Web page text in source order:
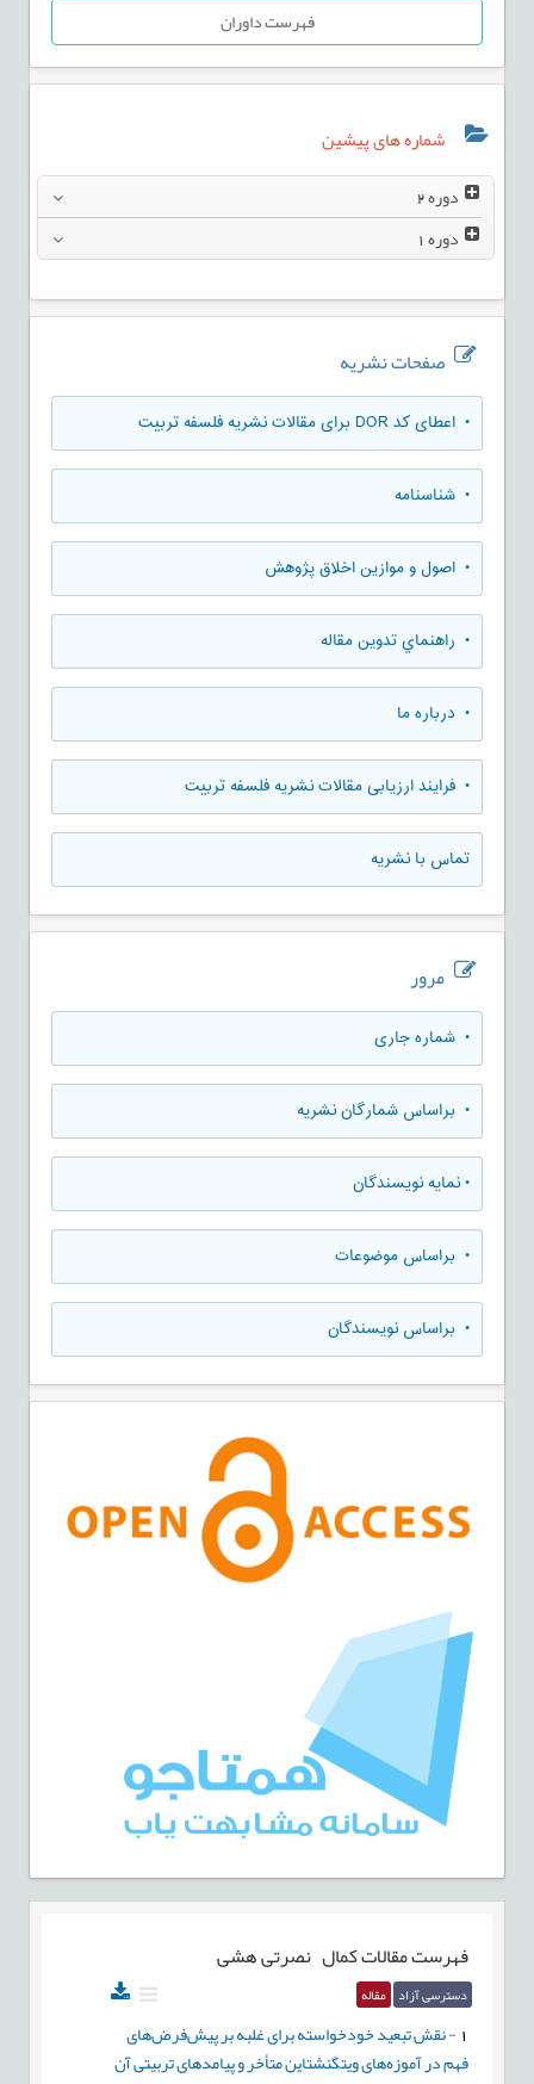
فهرست داوران
شماره های پیشین
دوره2
دوره1
صفحات نشریه
• اعطای کد DOR برای مقالات نشریه فلسفه تربیت
• شناسنامه
• اصول و موازین اخلاق پژوهش
• راهنماي تدوين مقاله
• درباره ما
• فرایند ارزیابی مقالات نشریه فلسفه تربیت
تماس با نشریه
مرور
• شماره جاری
• براساس شمارگان نشریه
•نمایه نویسندگان
• براساس موضوعات
• براساس نویسندگان
فهرست مقالاتکمال نصرتی هشی
دسترسی آزاد مقاله
-نقش تبعید خودخواسته برای غلبه بر پیش‌فرض‌های
فهم در آموزه‌های ویتگنشتاین متأخر و پیامدهای تربیتی آن